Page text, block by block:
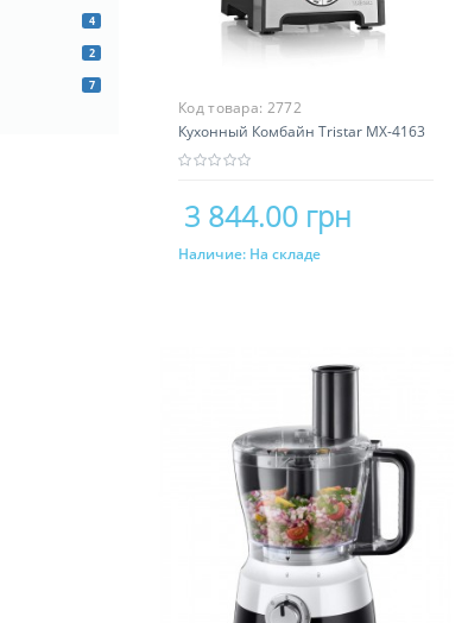
4
2
7
Код товара: 2772
Кухонный Комбайн Tristar MX-4163
3 844.00 грн
Купить
Наличие: На складе